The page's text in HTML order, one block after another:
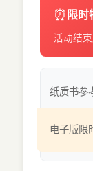
⏰ 限时
活动结
纸质书参
电子版限